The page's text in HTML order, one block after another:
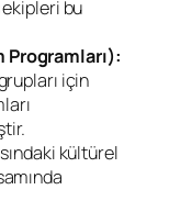
bu
Programları):
için
kültürel